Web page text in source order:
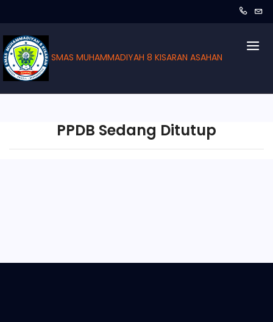
SMAS MUHAMMADIYAH 8 KISARAN ASAHAN
PPDB Sedang Ditutup